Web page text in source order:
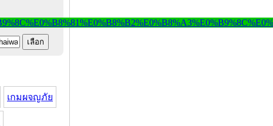
เกมผจญภัย